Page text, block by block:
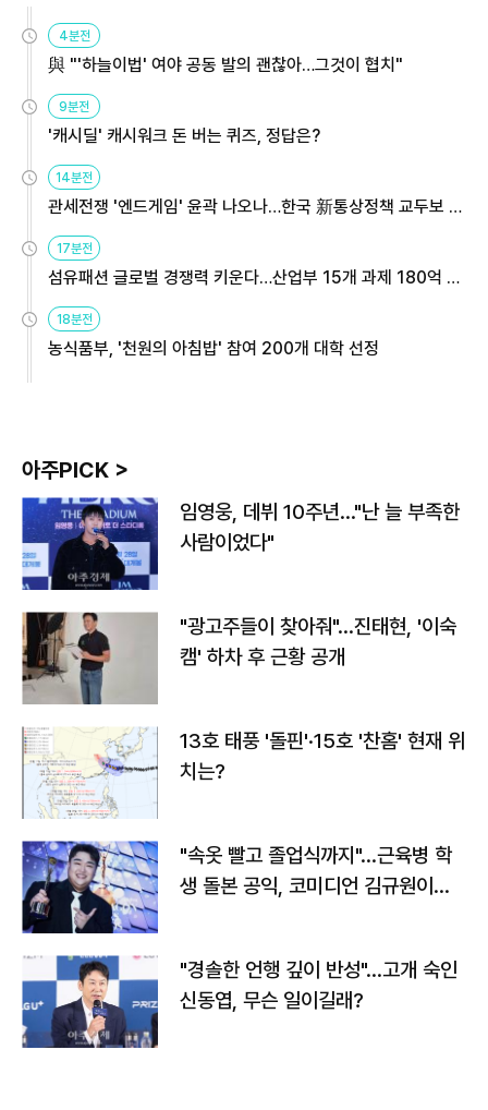
4분전
與 "'하늘이법' 여야 공동 발의 괜찮아…그것이 협치"
9분전
'캐시딜' 캐시워크 돈 버는 퀴즈, 정답은?
14분전
관세전쟁 '엔드게임' 윤곽 나오나…한국 新통상정책 교두보 활
용해야
17분전
섬유패션 글로벌 경쟁력 키운다…산업부 15개 과제 180억 지
원
18분전
농식품부, '천원의 아침밥' 참여 200개 대학 선정
아주PICK >
임영웅, 데뷔 10주년…"난 늘 부족한
사람이었다"
"광고주들이 찾아줘"…진태현, '이숙
캠' 하차 후 근황 공개
13호 태풍 '돌핀'·15호 '찬홈' 현재 위
치는?
"속옷 빨고 졸업식까지"…근육병 학
생 돌본 공익, 코미디언 김규원이었
"경솔한 언행 깊이 반성"…고개 숙인
신동엽, 무슨 일이길래?